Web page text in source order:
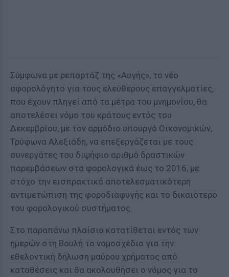
Σύμφωνα με ρεπορτάζ της «Αυγής», το νέο
αφορολόγητο για τους ελεύθερους επαγγελματίες,
που έχουν πληγεί από τα μέτρα του μνημονίου, θα
αποτελέσει νόμο του κράτους εντός του
Δεκεμβρίου, με τον αρμόδιο υπουργό Οικονομικών,
Τρύφωνα Αλεξιάδη, να επεξεργάζεται με τους
συνεργάτες του διψήφιο αριθμό δραστικών
παρεμβάσεων στα φορολογικά έως το 2016, με
στόχο την εισπρακτικά αποτελεσματικότερη
αντιμετώπιση της φοροδιαφυγής και το δικαιότερο
του φορολογικού συστήματος.
Στο παραπάνω πλαίσιο κατατίθεται εντός των
ημερών στη Βουλή το νομοσχέδιο για την
εθελοντική δήλωση μαύρου χρήματος από
καταθέσεις και θα ακολουθήσει ο νόμος για το